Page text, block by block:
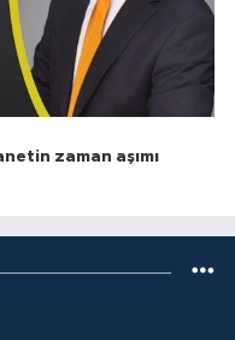
zaman aşımı